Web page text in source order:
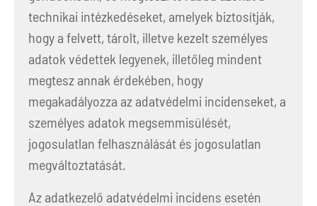
technikai intézkedéseket, amelyek biztosítják,
hogy a felvett, tárolt, illetve kezelt személyes
adatok védettek legyenek, illetőleg mindent
megtesz annak érdekében, hogy
megakadályozza az adatvédelmi incidenseket, a
személyes adatok megsemmisülését,
jogosulatlan felhasználását és jogosulatlan
megváltoztatását.
Az adatkezelő adatvédelmi incidens esetén